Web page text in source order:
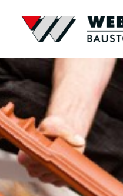
Sortiment
Service
Über uns